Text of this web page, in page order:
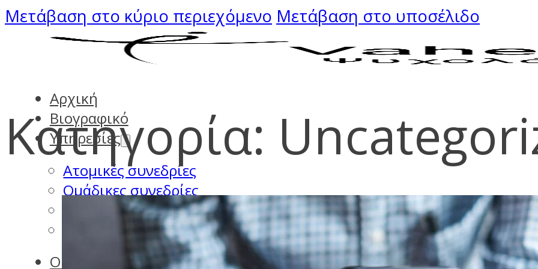
Μετάβαση στο κύριο περιεχόμενο Μετάβαση στο υποσέλιδο
Αρχική
Βιογραφικό
Υπηρεσίες
Ατομικές συνεδρίες
Ομάδικες συνεδρίες
Διαδικτυακές συνεδρίες
Ο χώρος
Κατηγορία: